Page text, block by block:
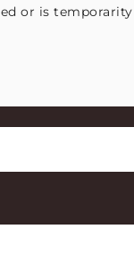
or is